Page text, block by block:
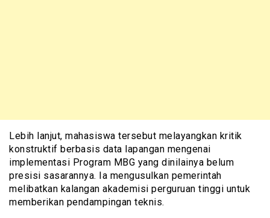
Lebih lanjut, mahasiswa tersebut melayangkan kritik
konstruktif berbasis data lapangan mengenai
implementasi Program MBG yang dinilainya belum
presisi sasarannya. Ia mengusulkan pemerintah
melibatkan kalangan akademisi perguruan tinggi untuk
memberikan pendampingan teknis.